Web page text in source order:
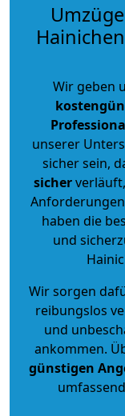
Wir geben
unserer
sicher sein,
sicher
haben die
und
Wir sorgen
reibungslos
und
ankommen.
günstigen